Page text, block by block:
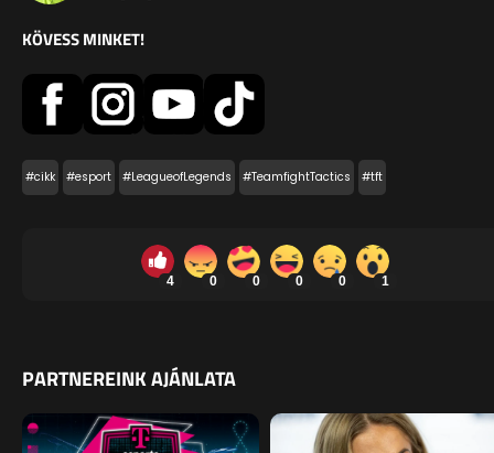
KÖVESS MINKET!
#cikk #esport #LeagueofLegends #TeamfightTactics #tft
4 0 0 0 0 1
PARTNEREINK AJÁNLATA